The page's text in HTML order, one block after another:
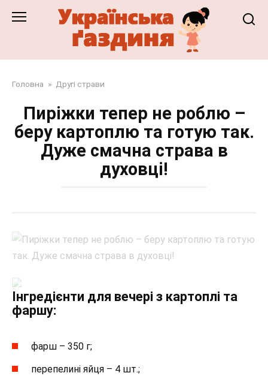
Головна » Другі страви
Пиріжки тепер не роблю –
беру картоплю та готую так.
Дуже смачна страва в
духовці!
Інгредієнти для вечері з картоплі та
фаршу:
фарш – 350 г;
перепелині яйця – 4 шт.;